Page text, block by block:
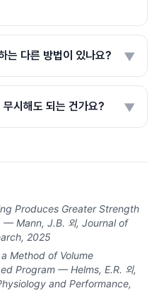
는 다른 방법이 있나요? ▼
시해도 되는 건가요? ▼
Produces Greater Strength
— Mann, J.B. 외, Journal of
2025
Method of Volume
Program — Helms, E.R. 외,
and Performance,